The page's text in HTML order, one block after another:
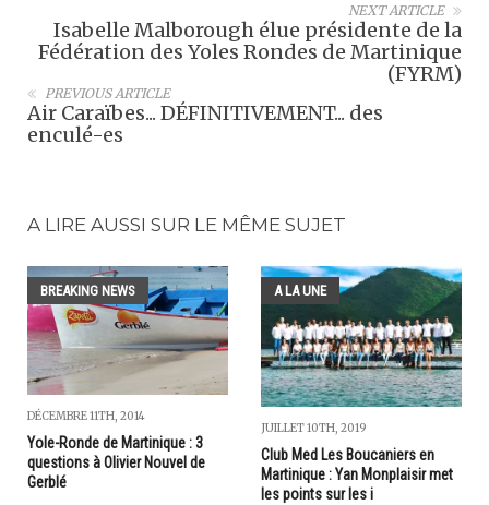
NEXT ARTICLE
Isabelle Malborough élue présidente de la
Fédération des Yoles Rondes de Martinique
(FYRM)
PREVIOUS ARTICLE
Air Caraïbes... DÉFINITIVEMENT... des
enculé-es
A LIRE AUSSI SUR LE MÊME SUJET
BREAKING NEWS
DÉCEMBRE 11TH, 2014
Yole-Ronde de Martinique : 3
questions à Olivier Nouvel de
Gerblé
A LA UNE
JUILLET 10TH, 2019
Club Med Les Boucaniers en
Martinique : Yan Monplaisir met
les points sur les i